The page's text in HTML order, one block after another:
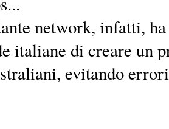
network, infatti,
italiane di creare un
evitando